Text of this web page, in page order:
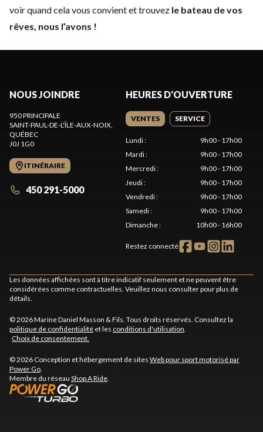
voir quand cela vous convient et trouvez le bateau de vos
rêves, nous l’avons !
NOUS JOINDRE
950 PRINCIPALE
SAINT-PAUL-DE-L'ÎLE-AUX-NOIX,
QUÉBEC
J0J 1G0
ITINÉRAIRE
450 291-5000
HEURES D'OUVERTURE
VENTES SERVICE
Lundi:
9h00 - 17h00
Mardi:
9h00 - 17h00
Mercredi:
9h00 - 17h00
Jeudi:
9h00 - 17h00
Vendredi:
9h00 - 17h00
Samedi:
9h00 - 17h00
Dimanche: 10h00 - 16h00
Restez connecté
Les données affichées sont à titre indicatif seulement et ne peuvent être
considérées comme contractuelles. Veuillez nous consulter pour plus de
détails.
© 2026 Marine Daniel Masson & Fils. Tous droits réservés. Consultez la
politique de confidentialité et les conditions d'utilisation.
Choix de consentement.
© 2026 Conception et hébergement de sites Web pour sport motorisé par
Power Go.
Membre du réseau Shop A Ride.